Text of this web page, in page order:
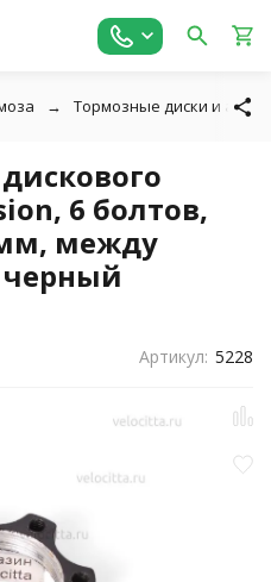
Тормозные диски и
6 болтов,
между
Артикул: 5228